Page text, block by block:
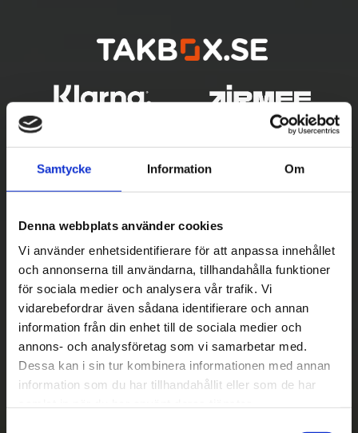
Samtycke Information Om
Denna webbplats använder cookies
Vi använder enhetsidentifierare för att anpassa innehållet
och annonserna till användarna, tillhandahålla funktioner
för sociala medier och analysera vår trafik. Vi
vidarebefordrar även sådana identifierare och annan
information från din enhet till de sociala medier och
annons- och analysföretag som vi samarbetar med.
Dessa kan i sin tur kombinera informationen med annan
information som du har tillhandahållit eller som de har
Betala säkert
|| Välj ||
Snabba leveranser
||
Eller ||
Hämta på lagret med/utan montering